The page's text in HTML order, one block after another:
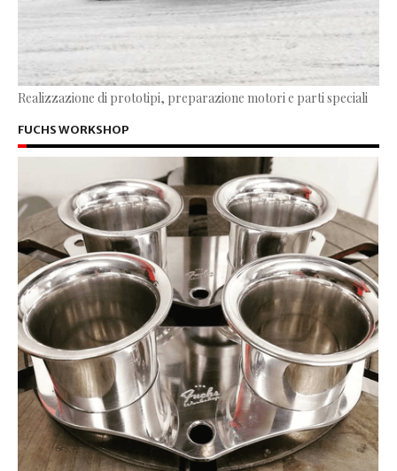
Realizzazione di prototipi, preparazione motori e parti speciali
FUCHS WORKSHOP